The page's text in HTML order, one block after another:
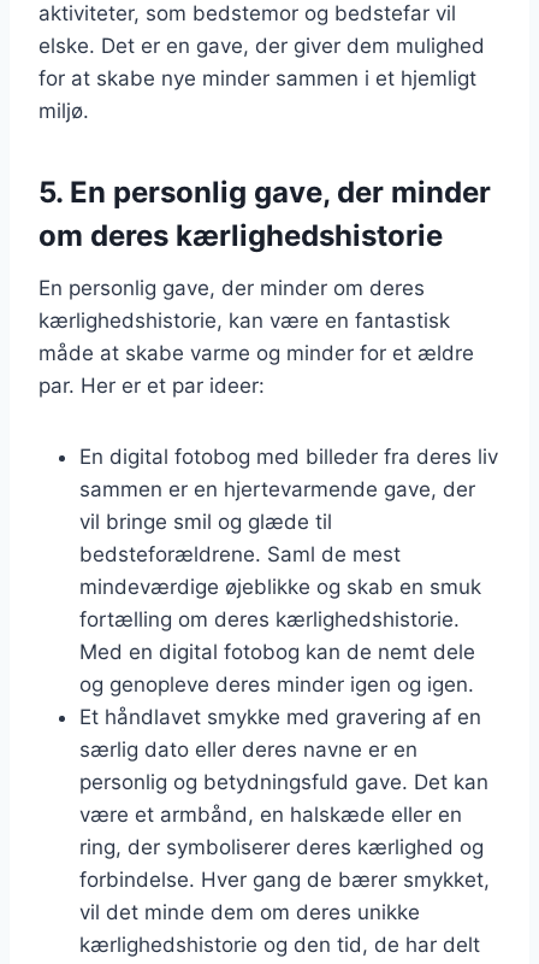
aktiviteter, som bedstemor og bedstefar vil
elske. Det er en gave, der giver dem mulighed
for at skabe nye minder sammen i et hjemligt
miljø.
5. En personlig gave, der minder
om deres kærlighedshistorie
En personlig gave, der minder om deres
kærlighedshistorie, kan være en fantastisk
måde at skabe varme og minder for et ældre
par. Her er et par ideer:
En digital fotobog med billeder fra deres liv
sammen er en hjertevarmende gave, der
vil bringe smil og glæde til
bedsteforældrene. Saml de mest
mindeværdige øjeblikke og skab en smuk
fortælling om deres kærlighedshistorie.
Med en digital fotobog kan de nemt dele
og genopleve deres minder igen og igen.
Et håndlavet smykke med gravering af en
særlig dato eller deres navne er en
personlig og betydningsfuld gave. Det kan
være et armbånd, en halskæde eller en
ring, der symboliserer deres kærlighed og
forbindelse. Hver gang de bærer smykket,
vil det minde dem om deres unikke
kærlighedshistorie og den tid, de har delt